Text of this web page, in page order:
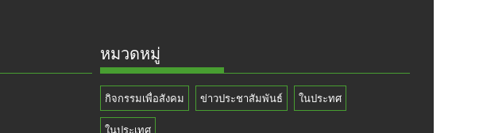
หมวดหมู่
กิจกรรมเพื่อสังคม ข่าวประชาสัมพันธ์ ในประทศ